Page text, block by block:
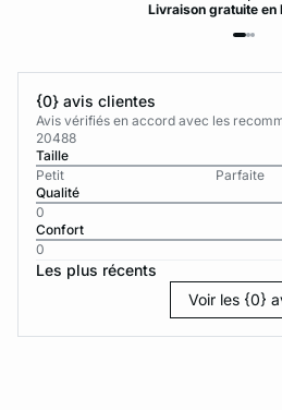
Livraisongratuiteen
{0} avis clientes
Avis vérifiés en accord avec les
20488
Taille
Petit
Parfaite
Qualité
0
Confort
0
Les plus récents
Voir les {0}